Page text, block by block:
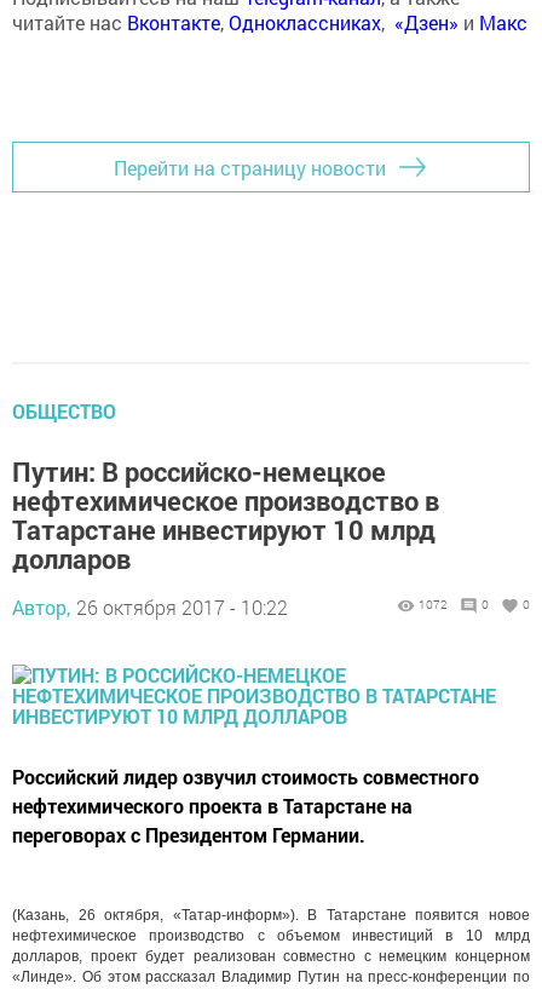
читайте нас Вконтакте,Одноклассниках, «Дзен» и Макс
Перейти на страницу новости
ОБЩЕСТВО
Путин: В российско-немецкое
нефтехимическое производство в
Татарстане инвестируют 10 млрд
долларов
Автор, 26 октября 2017 - 10:22 1072 0 0
Российский лидер озвучил стоимость совместного
нефтехимического проекта в Татарстане на
переговорах с Президентом Германии.
(Казань, 26 октября, «Татар-информ»). В Татарстане появится новое
нефтехимическое производство с объемом инвестиций в 10 млрд
долларов, проект будет реализован совместно с немецким концерном
«Линде». Об этом рассказал Владимир Путин на пресс-конференции по